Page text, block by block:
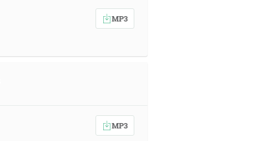
MP3
MP3